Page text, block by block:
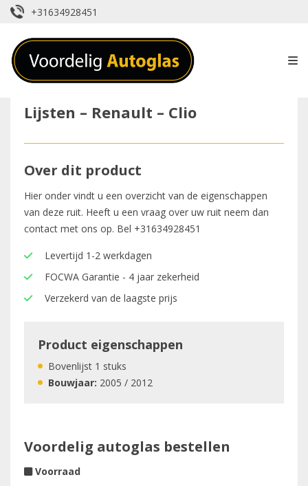
+31634928451
Lijsten – Renault – Clio
Over dit product
Hier onder vindt u een overzicht van de eigenschappen
van deze ruit. Heeft u een vraag over uw ruit neem dan
contact met ons op. Bel +31634928451
Levertijd 1-2 werkdagen
FOCWA Garantie - 4 jaar zekerheid
Verzekerd van de laagste prijs
Product eigenschappen
Bovenlijst 1 stuks
Bouwjaar: 2005 / 2012
Voordelig autoglas bestellen
Voorraad